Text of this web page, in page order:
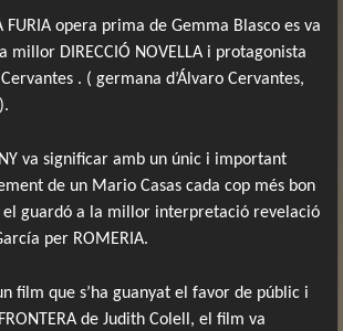
FURIA opera prima de Gemma Blasco es va
millor DIRECCIÓ NOVELLA i protagonista
. ( germana d’Álvaro Cervantes,
va significar amb un únic i important
de un Mario Casas cada cop més bon
guardó a la millor interpretació revelació
per ROMERIA.
film que s’ha guanyat el favor de públic i
de Judith Colell, el film va